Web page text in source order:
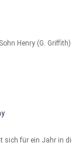
Henry (G.
sich für ein Jahr in